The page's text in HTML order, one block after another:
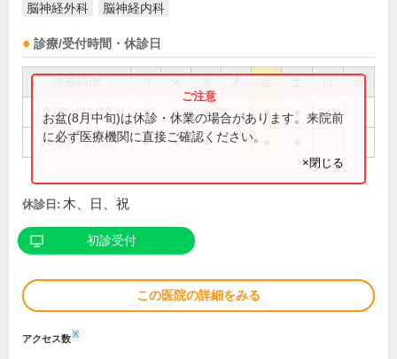
脳神経外科 脳神経内科
診療/受付時間・休診日
祝
9:00～11:30 ● ● ● ●
14:00～17:00 ● ● ●
お盆(8月中旬)は休診・休業の場合があります。来院前
に必ず医療機関に直接ご確認ください。
×閉じる
休診日: 木、日、祝
初診受付
この医院の詳細をみる
アクセス数※